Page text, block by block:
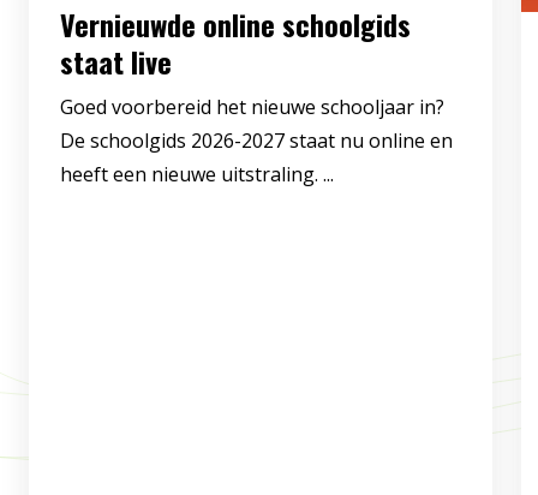
Vernieuwde online schoolgids
staat live
Goed voorbereid het nieuwe schooljaar in?
De schoolgids 2026-2027 staat nu online en
heeft een nieuwe uitstraling. ...